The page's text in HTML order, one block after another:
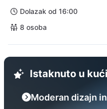
Dolazak od 16:00
8 osoba
Istaknuto u
Moderan dizajn